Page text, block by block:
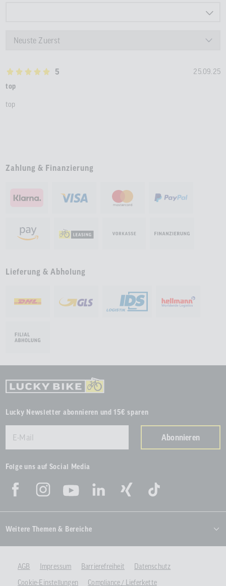
5
25.09.25
top
top
Zahlung & Finanzierung
Lieferung & Abholung
Lucky Newsletter abonnieren und 15€ sparen
Abonnieren
Folge uns auf Social Media
Weitere Themen & Bereiche
AGB Impressum Barrierefreiheit
Datenschutz
Cookie-Einstellungen
Compliance / Lieferkette